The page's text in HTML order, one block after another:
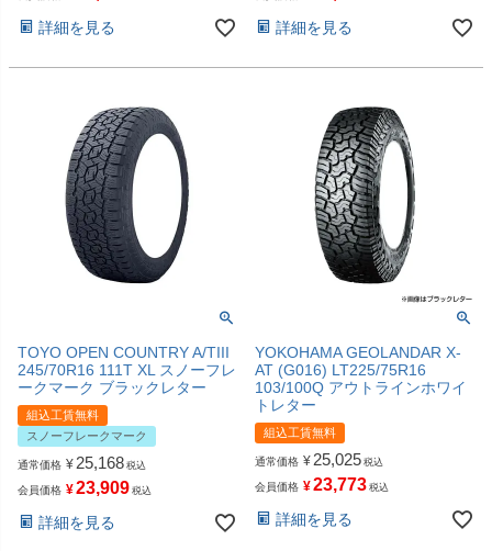
詳細を見る 詳細を見る
TOYO OPEN COUNTRY A/TIII
245/70R16 111T XL スノーフレ
ークマーク ブラックレター
組込工賃無料
スノーフレークマーク
通常価格 ¥ 25,168 税込
会員価格 ¥23,909 税込
詳細を見る
YOKOHAMA GEOLANDAR X-
AT (G016) LT225/75R16
103/100Q アウトラインホワイ
トレター
組込工賃無料
通常価格 ¥ 25,025 税込
会員価格 ¥23,773 税込
詳細を見る